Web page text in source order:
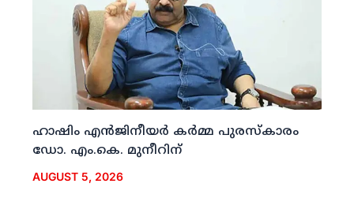
ഹാഷിം എന്‍ജിനീയര്‍ കര്‍മ്മ പുരസ്‌കാരം
ഡോ. എം.കെ. മുനീറിന്
AUGUST 5, 2026